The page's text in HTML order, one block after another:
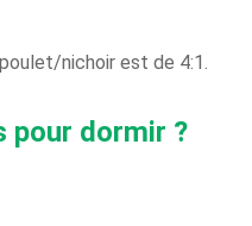
nichoir est de 4:1.
pour dormir ?